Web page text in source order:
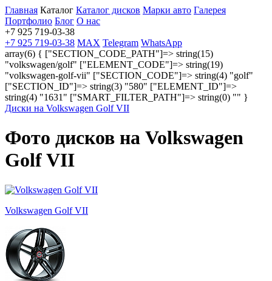
Главная Каталог Каталог дисков Марки авто Галерея
Портфолио Блог О нас
+7 925 719-03-38
+7 925 719-03-38 MAX Telegram WhatsApp
array(6) { ["SECTION_CODE_PATH"]=> string(15)
"volkswagen/golf" ["ELEMENT_CODE"]=> string(19)
"volkswagen-golf-vii" ["SECTION_CODE"]=> string(4) "golf"
["SECTION_ID"]=> string(3) "580" ["ELEMENT_ID"]=>
string(4) "1631" ["SMART_FILTER_PATH"]=> string(0) "" }
Диски на Volkswagen Golf VII
Фото дисков на Volkswagen
Golf VII
Volkswagen Golf VII